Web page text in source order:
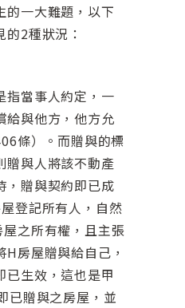
的一大難題，以下
2種狀況：
指當事人約定，一
給與他方，他方允
條）。而贈與的標
贈與人將該不動產
，贈與契約即已成
登記所有人，自然
之所有權，且主張
房屋贈與給自己，
已生效，這也是甲
已贈與之房屋，並